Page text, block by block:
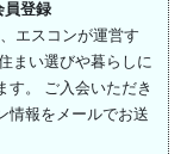
員登録
エスコンが運営す
まい選びや暮らしに
す。 ご入会いただき
情報をメールでお送